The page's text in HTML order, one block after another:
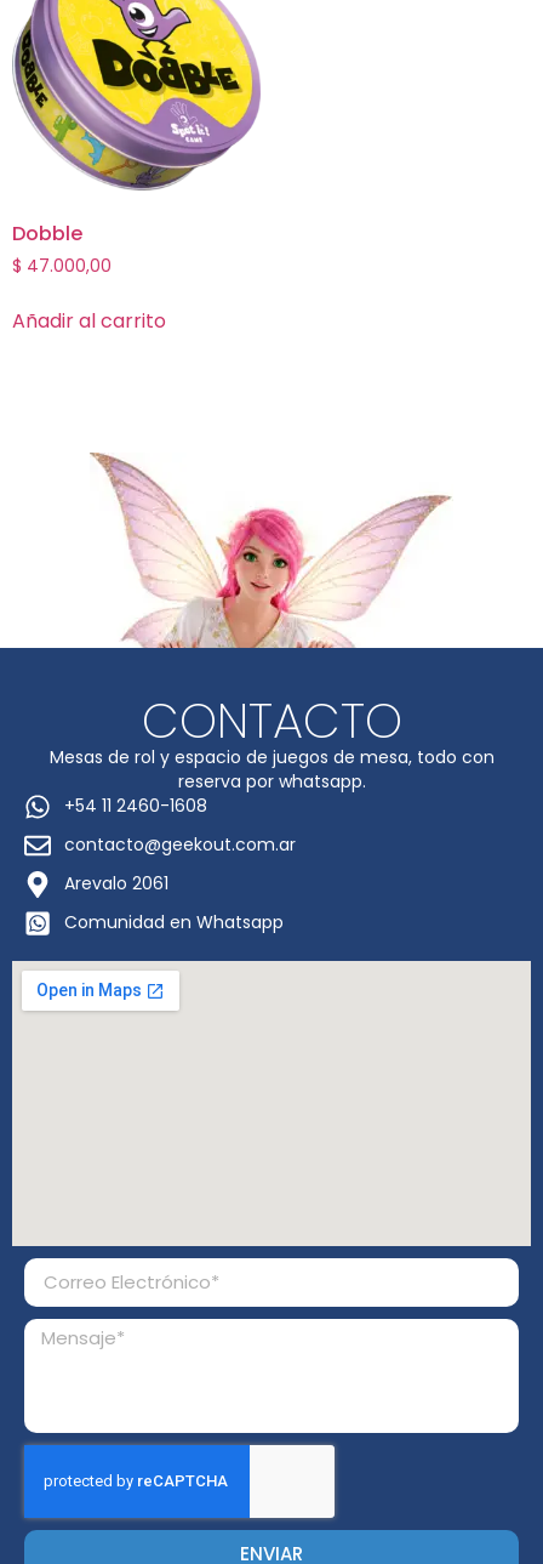
Dobble
$ 47.000,00
Añadir al carrito
CONTACTO
Mesas de rol y espacio de juegos de mesa, todo con
reserva por whatsapp.
+54 11 2460-1608
contacto@geekout.com.ar
Arevalo 2061
Comunidad en Whatsapp
ENVIAR